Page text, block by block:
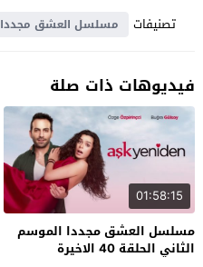
تصنيفات
مسلسل العشق مجددا
فيديوهات ذات صلة
01:58:15
مسلسل العشق مجددا الموسم
الثاني الحلقة 40 الاخيرة